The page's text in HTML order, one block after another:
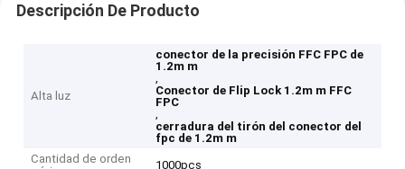
Descripción De Producto
Alta luz
conector de la precisión FFC FPC de
1.2m m
,
Conector de Flip Lock 1.2m m FFC
FPC
,
cerradura del tirón del conector del
fpc de 1.2m m
Cantidad de orden
1000pcs